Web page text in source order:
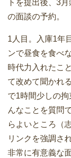
トを提出後、3
の面談の予約。
1人目。入庫1年
ンで昼食を食べ
時代力入れたこ
て改めて聞かれ
で1時間少しの
んなことを質問
らよいところ（
リンクを強調さ
非常に有意義な